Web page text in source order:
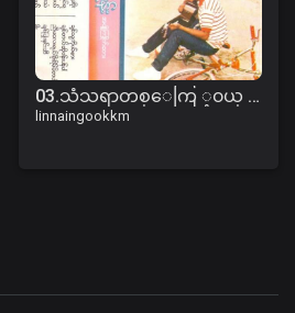
03.သံသရာတစ္ေကြ ့၀ယ္ - အထြန္း.mp3
linnaingookkm